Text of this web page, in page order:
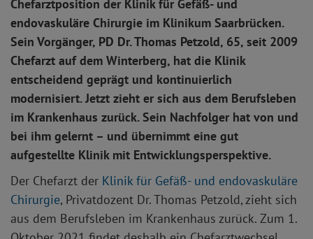
Chefarztposition der Klinik für Gefäß- und
endovaskuläre Chirurgie im Klinikum Saarbrücken.
Sein Vorgänger, PD Dr. Thomas Petzold, 65, seit 2009
Chefarzt auf dem Winterberg, hat die Klinik
entscheidend geprägt und kontinuierlich
modernisiert. Jetzt zieht er sich aus dem Berufsleben
im Krankenhaus zurück. Sein Nachfolger hat von und
bei ihm gelernt – und übernimmt eine gut
aufgestellte Klinik mit Entwicklungsperspektive.
Der Chefarzt der Klinik für Gefäß- und endovaskuläre
Chirurgie, Privatdozent Dr. Thomas Petzold, zieht sich
aus dem Berufsleben im Krankenhaus zurück. Zum 1.